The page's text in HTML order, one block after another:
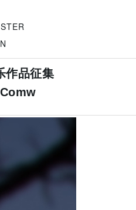
作品征集
Comw